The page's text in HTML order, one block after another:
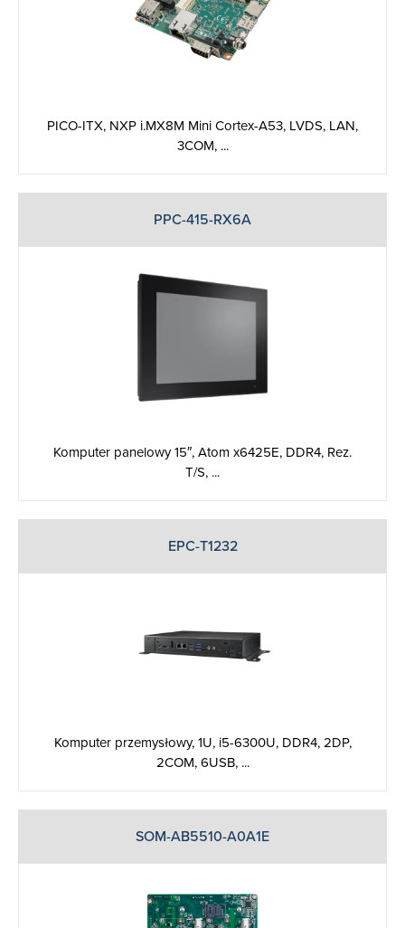
PICO-ITX, NXP i.MX8M Mini Cortex-A53, LVDS, LAN,
3COM, ...
PPC-415-RX6A
Komputer panelowy 15″, Atom x6425E, DDR4, Rez.
T/S, ...
EPC-T1232
Komputer przemysłowy, 1U, i5-6300U, DDR4, 2DP,
2COM, 6USB, ...
SOM-AB5510-A0A1E